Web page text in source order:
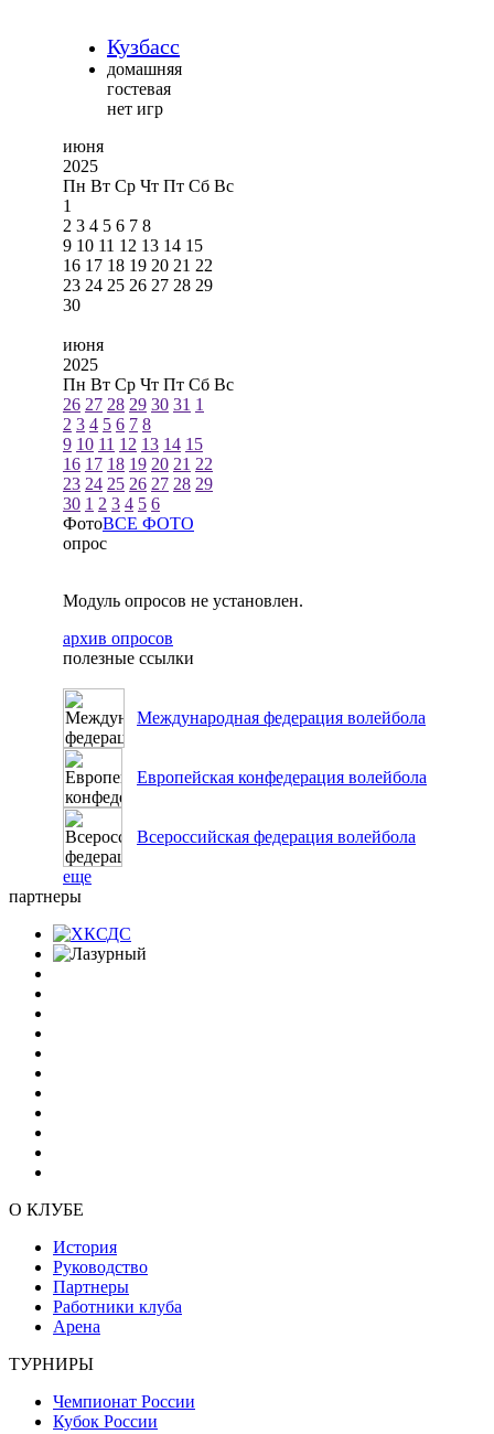
Кузбасс
домашняя
гостевая
нет игр
июня
2025
Пн Вт Ср Чт Пт Сб Вс
1
2 3 4 5 6 7 8
9 10 11 12 13 14 15
16 17 18 19 20 21 22
23 24 25 26 27 28 29
30
июня
2025
Пн Вт Ср Чт Пт Сб Вс
26 27 28 29 30 31 1
2 3 4 5 6 7 8
9 10 11 12 13 14 15
16 17 18 19 20 21 22
23 24 25 26 27 28 29
30 1 2 3 4 5 6
ФотоВСЕ ФОТО
опрос
Модуль опросов не установлен.
архив опросов
полезные ссылки
Международная федерация волейбола
Европейская конфедерация волейбола
Всероссийская федерация волейбола
еще
партнеры
О КЛУБЕ
История
Руководство
Партнеры
Работники клуба
Арена
ТУРНИРЫ
Чемпионат России
Кубок России